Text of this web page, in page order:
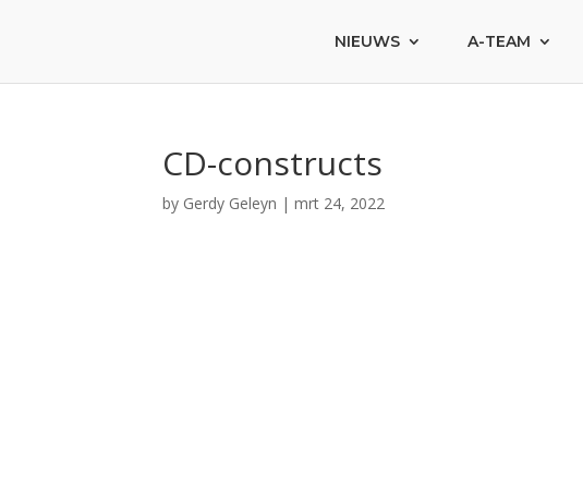
NIEUWS A-TEAM
CD-constructs
by Gerdy Geleyn |mrt 24, 2022